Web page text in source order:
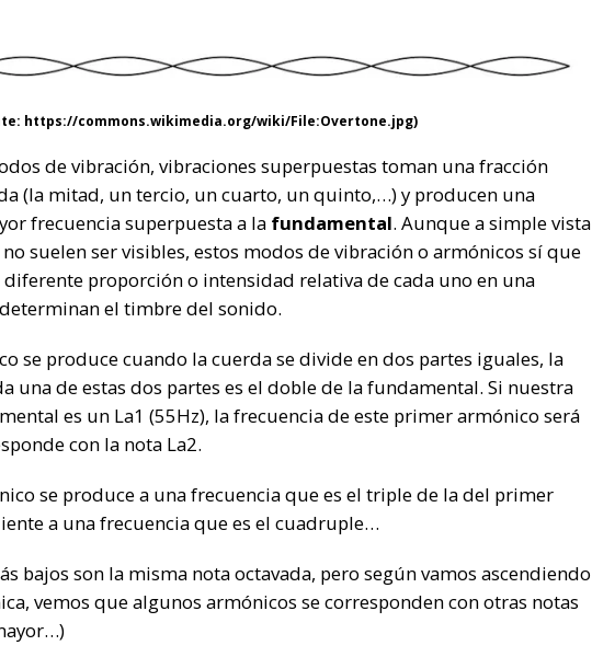
https://commons.wikimedia.org/wiki/File:Overtone.jpg)
de vibración, vibraciones superpuestas toman una fracción
(la mitad, un tercio, un cuarto, un quinto,…) y producen una
frecuencia superpuesta a la fundamental. Aunque a simple vista
suelen ser visibles, estos modos de vibración o armónicos sí que
diferente proporción o intensidad relativa de cada uno en una
el timbre del sonido.
se produce cuando la cuerda se divide en dos partes iguales, la
una de estas dos partes es el doble de la fundamental. Si nuestra
es un La1 (55Hz), la frecuencia de este primer armónico será
con la nota La2.
se produce a una frecuencia que es el triple de la del primer
a una frecuencia que es el cuadruple…
bajos son la misma nota octavada, pero según vamos ascendiendo
vemos que algunos armónicos se corresponden con otras notas